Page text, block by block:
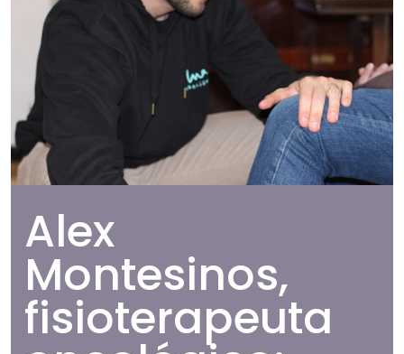
Alex
Montesinos,
fisioterapeuta